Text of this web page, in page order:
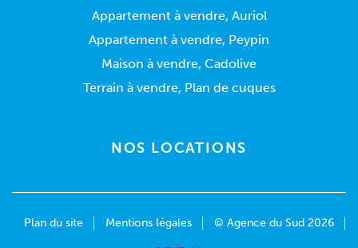
Appartement à vendre, Auriol
Appartement à vendre, Peypin
Maison à vendre, Cadolive
Terrain à vendre, Plan de cuques
NOS LOCATIONS
Plan du site Mentions légales © Agence du Sud 2026